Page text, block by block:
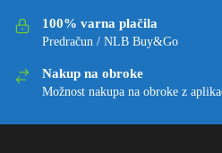
100% varna plačila
Predračun / NLB Buy&Go
Nakup na obroke
Možnost nakupa na obroke z